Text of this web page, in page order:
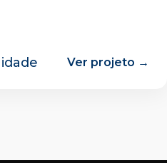
Ver projeto →